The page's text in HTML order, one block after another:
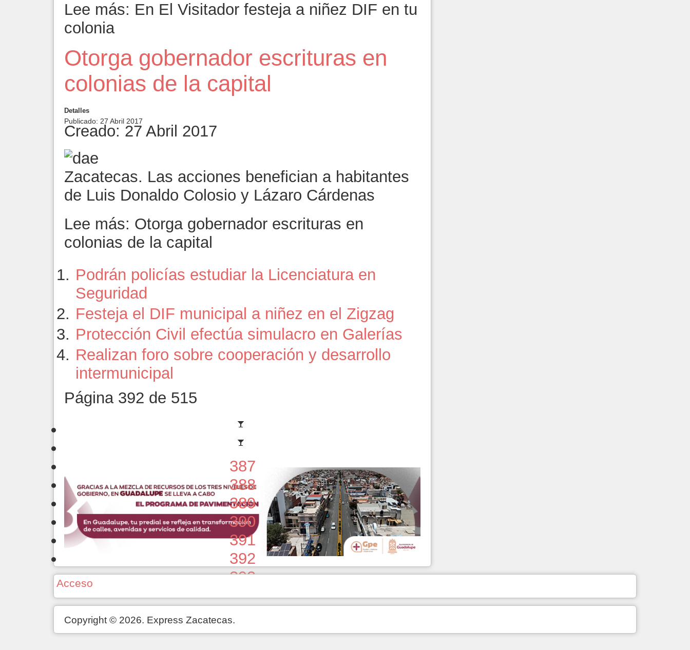
Lee más: En El Visitador festeja a niñez DIF en tu
colonia
Otorga gobernador escrituras en
colonias de la capital
Detalles
Publicado: 27 Abril 2017
Creado: 27 Abril 2017
Zacatecas. Las acciones benefician a habitantes
de Luis Donaldo Colosio y Lázaro Cárdenas
Lee más: Otorga gobernador escrituras en
colonias de la capital
Podrán policías estudiar la Licenciatura en
Seguridad
Festeja el DIF municipal a niñez en el Zigzag
Protección Civil efectúa simulacro en Galerías
Realizan foro sobre cooperación y desarrollo
intermunicipal
Página 392 de 515
387
388
389
390
391
392
393
394
395
396
Acceso
Copyright © 2026. Express Zacatecas.